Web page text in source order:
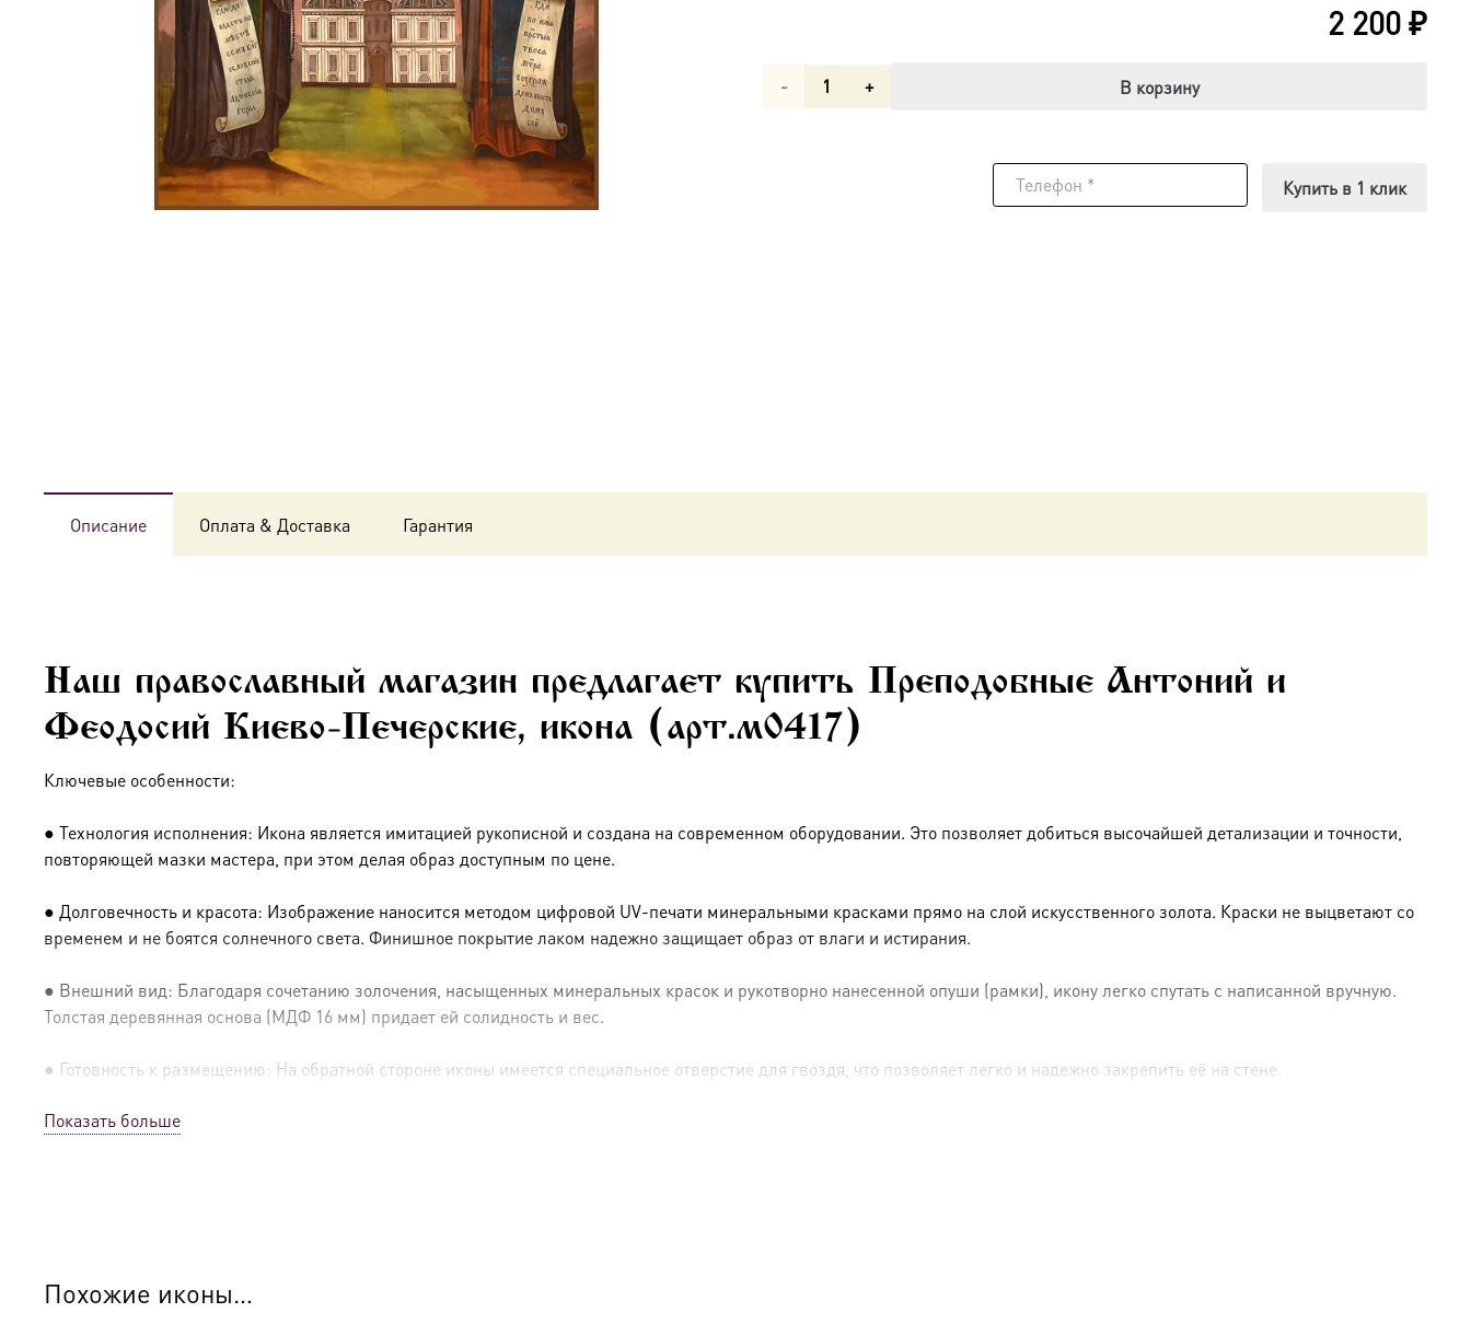
2 200₽
Количество
В корзину
Купить в 1 клик
Описание Оплата & Доставка Гарантия
Наш православный магазин предлагает купить Преподобные Антоний и
Феодосий Киево-Печерские, икона (арт.м0417)
Ключевые особенности:
● Технология исполнения: Икона является имитацией рукописной и создана на современном оборудовании. Это позволяет добиться высочайшей детализации и точности,
повторяющей мазки мастера, при этом делая образ доступным по цене.
● Долговечность и красота: Изображение наносится методом цифровой UV-печати минеральными красками прямо на слой искусственного золота. Краски не выцветают со
временем и не боятся солнечного света. Финишное покрытие лаком надежно защищает образ от влаги и истирания.
● Внешний вид: Благодаря сочетанию золочения, насыщенных минеральных красок и рукотворно нанесенной опуши (рамки), икону легко спутать с написанной вручную.
Толстая деревянная основа (МДФ 16 мм) придает ей солидность и вес.
● Готовность к размещению: На обратной стороне иконы имеется специальное отверстие для гвоздя, что позволяет легко и надежно закрепить её на стене.
● Освящение: Производство освящено
Показать больше
Похожие иконы…